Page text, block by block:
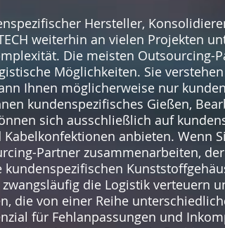
Hersteller,
weiterhin an vielen Projekten
Die meisten Outsourcing-
Möglichkeiten. Sie
Ihnen möglicherweise nur
kundenspezifisches Gießen,
sich ausschließlich auf
Kabelkonfektionen anbieten.
Partner zusammenarbeiten,
kundenspezifischen
die Logistik verteuern
die von einer Reihe
für Fehlanpassungen und